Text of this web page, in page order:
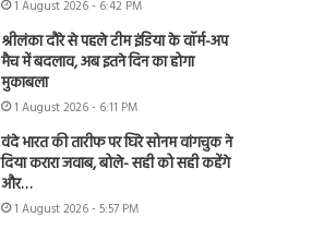
1 August 2026 - 6:42 PM
श्रीलंका दौरे से पहले टीम इंडिया के वॉर्म-अप
मैच में बदलाव, अब इतने दिन का होगा
मुकाबला
1 August 2026 - 6:11 PM
वंदे भारत की तारीफ पर घिरे सोनम वांगचुक ने
दिया करारा जवाब, बोले- सही को सही कहेंगे
और…
1 August 2026 - 5:57 PM